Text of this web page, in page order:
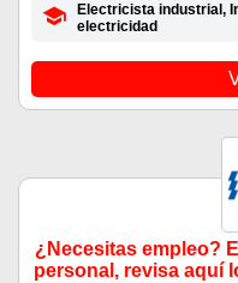
Electricista industrial,
electricidad
¿Necesitas empleo?
personal, revisa aquí